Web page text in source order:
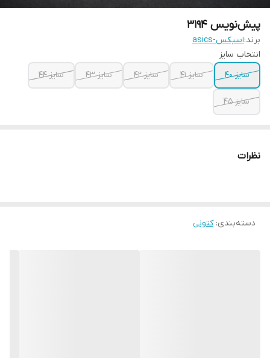
پیش‌نویس ۳۱۹۴
برند:اسیکس-asics
انتخاب سایز
سایز 40
سایز 41 سایز 42 سایز 43 سایز 44
سایز 45
نظرات
دسته‌بندی:کتونی